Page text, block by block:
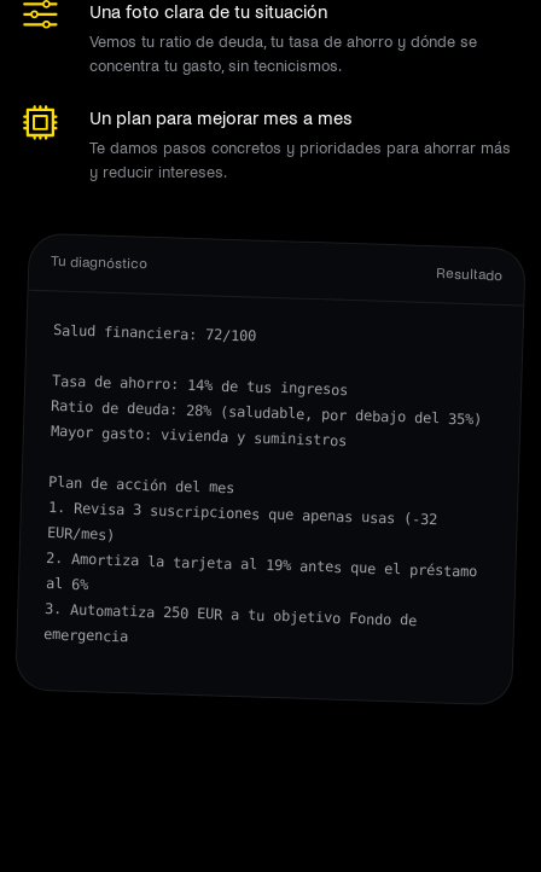
Una foto clara de tu situación
Vemos tu ratio de deuda, tu tasa de ahorro y dónde se
concentra tu gasto, sin tecnicismos.
Un plan para mejorar mes a mes
Te damos pasos concretos y prioridades para ahorrar más
y reducir intereses.
Tu diagnóstico
Resultado
1. Revisa 3 suscripciones que apenas usas (-32
EUR/mes)
al 6%
3. Automatiza 250 EUR a tu objetivo Fondo de
emergencia